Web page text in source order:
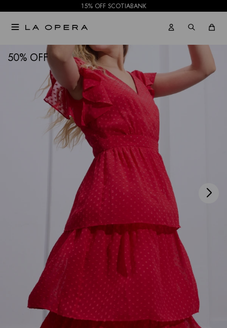
15% OFF SCOTIABANK

50 NOTIFICARME